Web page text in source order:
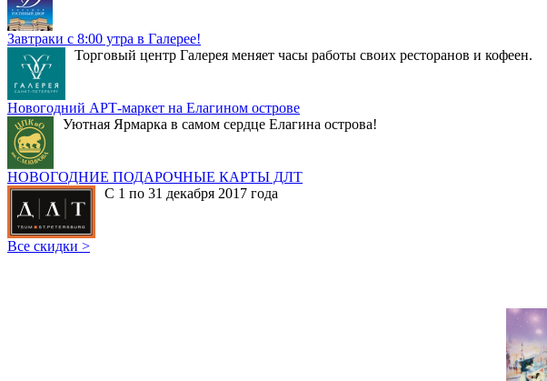
Завтраки с 8:00 утра в Галерее!
Торговый центр Галерея меняет часы работы своих ресторанов и кофеен.
Новогодний АРТ-маркет на Елагином острове
Уютная Ярмарка в самом сердце Елагина острова!
НОВОГОДНИЕ ПОДАРОЧНЫЕ КАРТЫ ДЛТ
С 1 по 31 декабря 2017 года
Все скидки >